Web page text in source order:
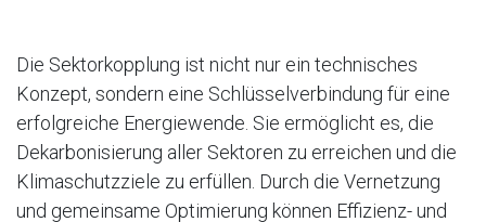
Die Sektorkopplung ist nicht nur ein technisches
Konzept, sondern eine Schlüsselverbindung für eine
erfolgreiche Energiewende. Sie ermöglicht es, die
Dekarbonisierung aller Sektoren zu erreichen und die
Klimaschutzziele zu erfüllen. Durch die Vernetzung
und gemeinsame Optimierung können Effizienz- und